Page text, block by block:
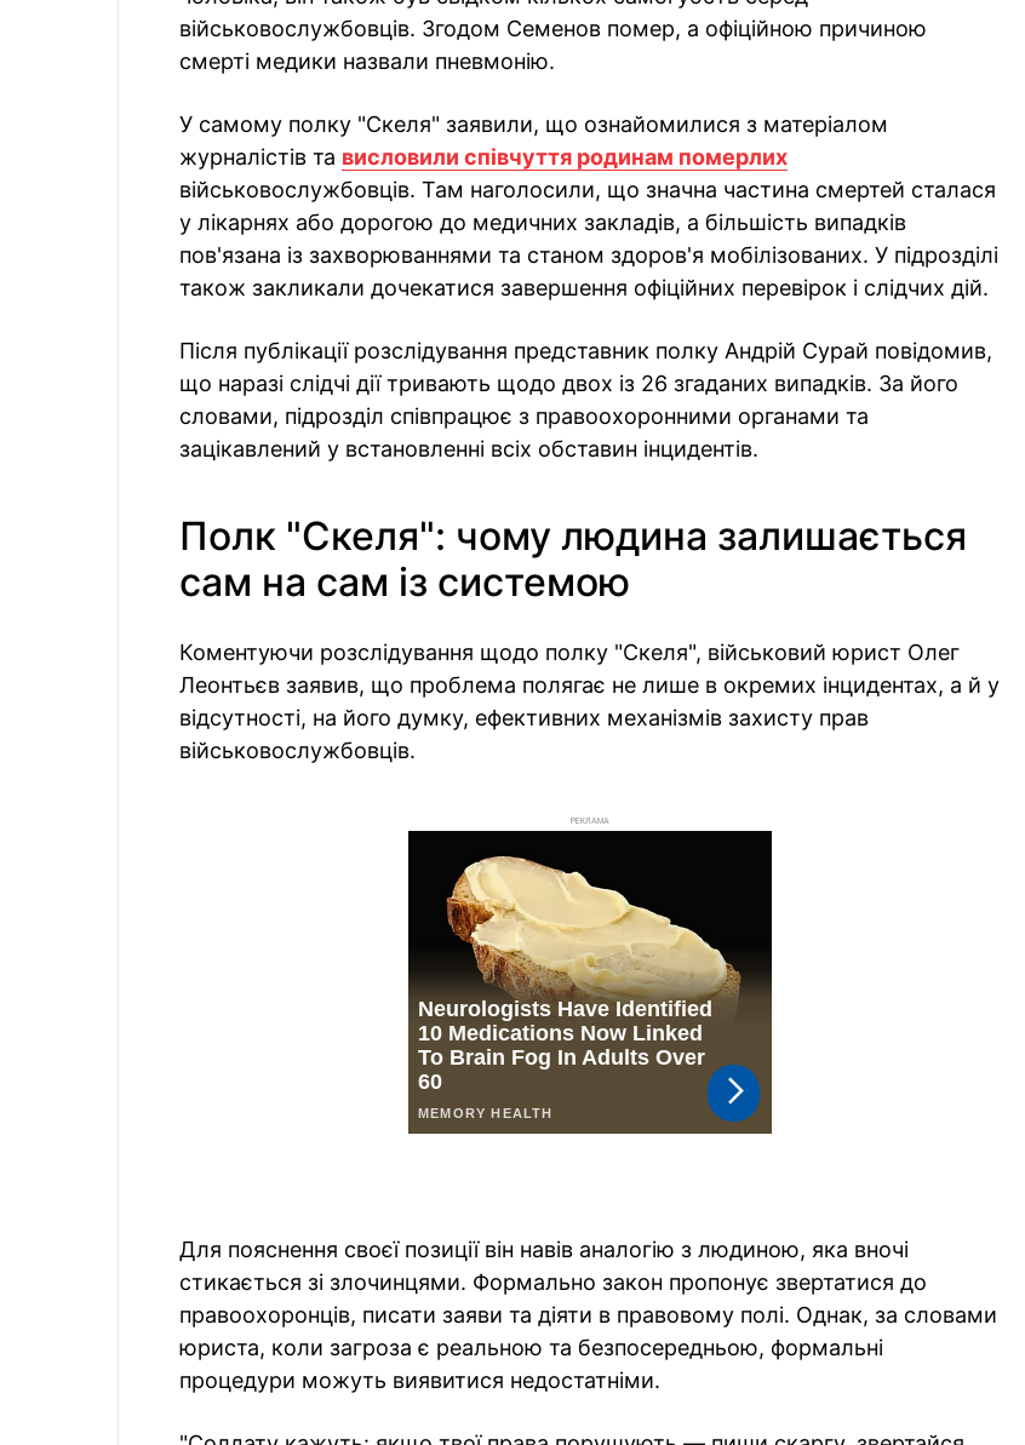
військовослужбовців. Згодом Семенов помер, а офіційною причиною
смерті медики назвали пневмонію.
У самому полку "Скеля" заявили, що ознайомилися з матеріалом
журналістів та висловили співчуття родинам померлих
військовослужбовців. Там наголосили, що значна частина смертей сталася
у лікарнях або дорогою до медичних закладів, а більшість випадків
пов'язана із захворюваннями та станом здоров'я мобілізованих. У підрозділі
також закликали дочекатися завершення офіційних перевірок і слідчих дій.
Після публікації розслідування представник полку Андрій Сурай повідомив,
що наразі слідчі дії тривають щодо двох із 26 згаданих випадків. За його
словами, підрозділ співпрацює з правоохоронними органами та
зацікавлений у встановленні всіх обставин інцидентів.
Полк "Скеля": чому людина залишається
сам на сам із системою
Коментуючи розслідування щодо полку "Скеля", військовий юрист Олег
Леонтьєв заявив, що проблема полягає не лише в окремих інцидентах, а й у
відсутності, на його думку, ефективних механізмів захисту прав
військовослужбовців.
РЕКЛАМА
Для пояснення своєї позиції він навів аналогію з людиною, яка вночі
стикається зі злочинцями. Формально закон пропонує звертатися до
правоохоронців, писати заяви та діяти в правовому полі. Однак, за словами
юриста, коли загроза є реальною та безпосередньою, формальні
процедури можуть виявитися недостатніми.